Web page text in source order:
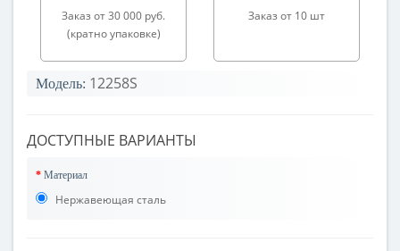
Заказ от 30 000 руб.
(кратно упаковке)
Заказ от 10 шт
Модель: 12258S
ДОСТУПНЫЕ ВАРИАНТЫ
Материал
Нержавеющая сталь